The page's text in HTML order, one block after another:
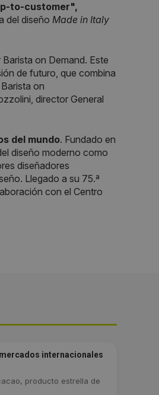
to-customer",
del diseño Made in Italy
on Demand. Este
de futuro, que combina
on
director General
del mundo. Fundado en
diseño moderno como
diseñadores
Llegado a su 75.ª
con el Centro
internacionales
producto estrella de